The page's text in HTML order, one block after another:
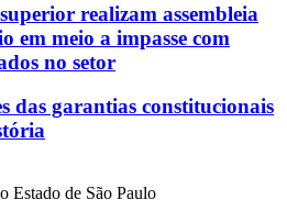
realizam assembleia
em meio a impasse com
no setor
das garantias constitucionais
Estado de São Paulo